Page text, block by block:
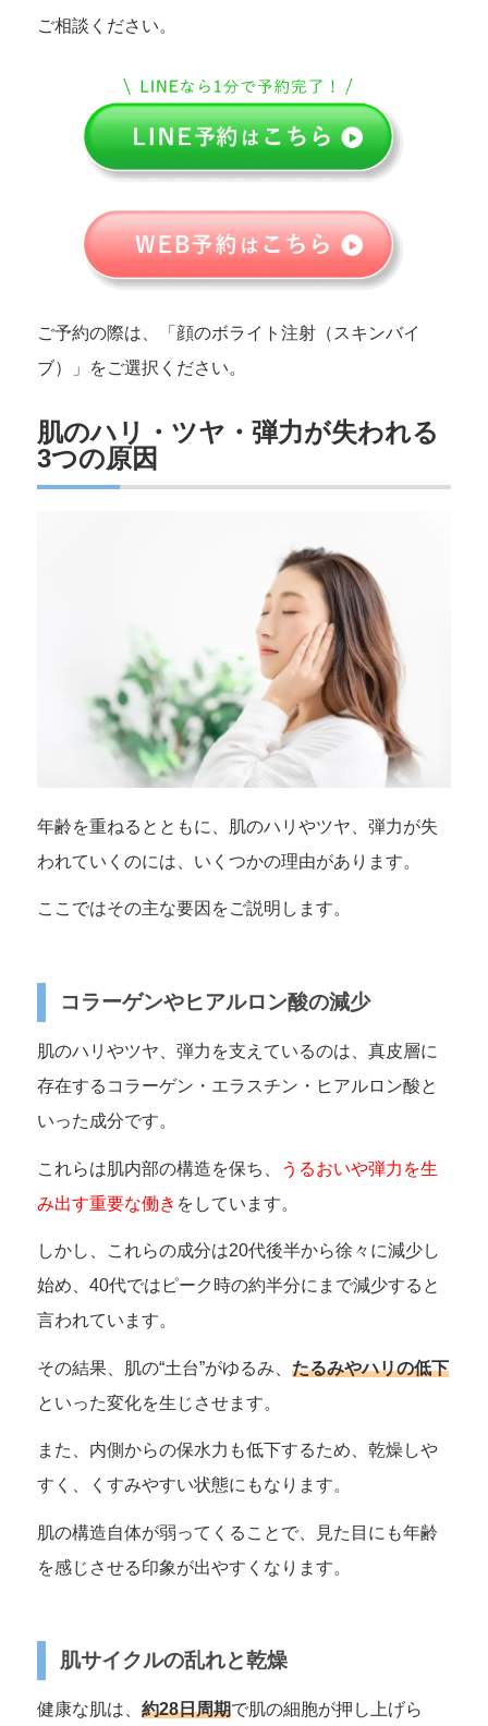
ご相談ください。
ご予約の際は、「顔のボライト注射（スキンバイ
ブ）」をご選択ください。
肌のハリ・ツヤ・弾力が失われる
3つの原因
年齢を重ねるとともに、肌のハリやツヤ、弾力が失
われていくのには、いくつかの理由があります。
ここではその主な要因をご説明します。
コラーゲンやヒアルロン酸の減少
肌のハリやツヤ、弾力を支えているのは、真皮層に
存在するコラーゲン・エラスチン・ヒアルロン酸と
いった成分です。
これらは肌内部の構造を保ち、
うるおいや弾力を生
み出す重要な働き をしています。
しかし、これらの成分は20代後半から徐々に減少し
始め、40代ではピーク時の約半分にまで減少すると
言われています。
その結果、肌の“土台”がゆるみ、 たるみやハリの低下
といった変化を生じさせます。
また、内側からの保水力も低下するため、乾燥しや
すく、くすみやすい状態にもなります。
肌の構造自体が弱ってくることで、見た目にも年齢
を感じさせる印象が出やすくなります。
肌サイクルの乱れと乾燥
健康な肌は、 約28日周期で肌の細胞が押し上げら